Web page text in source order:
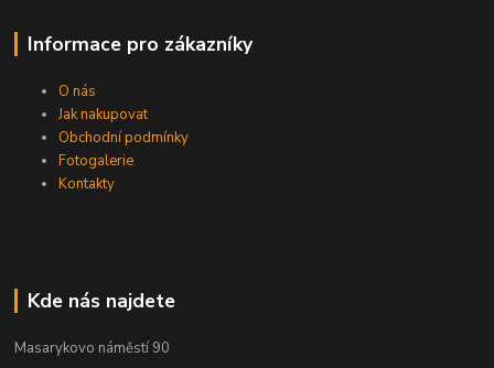
Informace pro zákazníky
O nás
Jak nakupovat
Obchodní podmínky
Fotogalerie
Kontakty
Kde nás najdete
Masarykovo náměstí 90